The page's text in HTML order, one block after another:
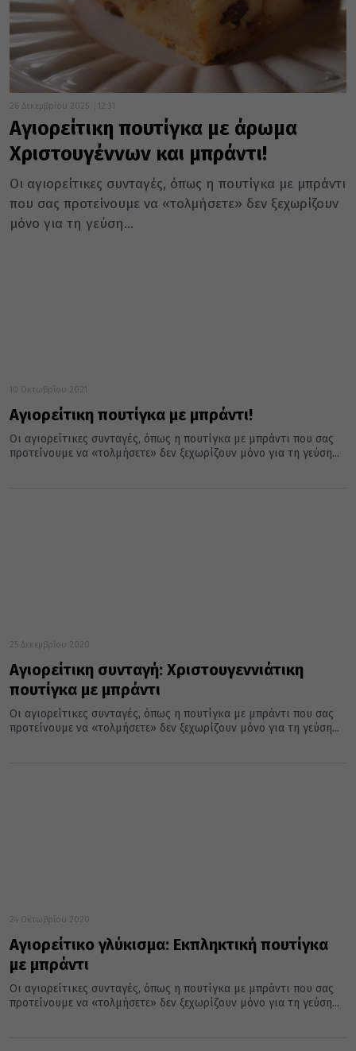
26 Δεκεμβρίου 2025 12:31
Αγιορείτικη πουτίγκα με άρωμα
Χριστουγέννων και μπράντι!
Οι αγιορείτικες συνταγές, όπως η πουτίγκα με μπράντι
που σας προτείνουμε να «τολμήσετε» δεν ξεχωρίζουν
μόνο για τη γεύση...
10 Οκτωβρίου 2021
Αγιορείτικη πουτίγκα με μπράντι!
Οι αγιορείτικες συνταγές, όπως η πουτίγκα με μπράντι που σας
προτείνουμε να «τολμήσετε» δεν ξεχωρίζουν μόνο για τη γεύση...
25 Δεκεμβρίου 2020
Αγιορείτικη συνταγή: Χριστουγεννιάτικη
πουτίγκα με μπράντι
Οι αγιορείτικες συνταγές, όπως η πουτίγκα με μπράντι που σας
προτείνουμε να «τολμήσετε» δεν ξεχωρίζουν μόνο για τη γεύση...
24 Οκτωβρίου 2020
Αγιορείτικο γλύκισμα: Εκπληκτική πουτίγκα
με μπράντι
Οι αγιορείτικες συνταγές, όπως η πουτίγκα με μπράντι που σας
προτείνουμε να «τολμήσετε» δεν ξεχωρίζουν μόνο για τη γεύση...